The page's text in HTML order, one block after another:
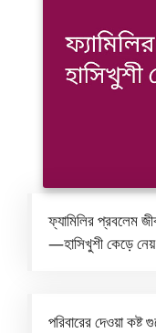
ফ্যামিলির প্রবলেম
—হাসিখুশী কেড়ে
পরিবারের দেওয়া